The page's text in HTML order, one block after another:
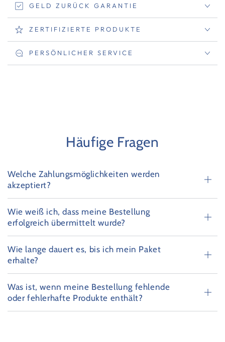
GELD ZURÜCK GARANTIE
ZERTIFIZIERTE PRODUKTE
PERSÖNLICHER SERVICE
Häufige Fragen
Welche Zahlungsmöglichkeiten werden
akzeptiert?
Wie weiß ich, dass meine Bestellung
erfolgreich übermittelt wurde?
Wie lange dauert es, bis ich mein Paket
erhalte?
Was ist, wenn meine Bestellung fehlende
oder fehlerhafte Produkte enthält?